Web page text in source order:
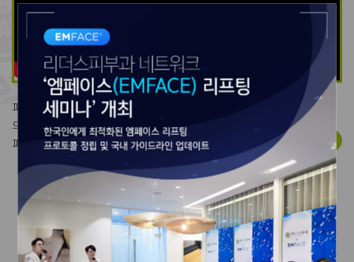
피부과 전문의가 알려주는
의학정보,
피부 건강에 대한 모든 것!
View more